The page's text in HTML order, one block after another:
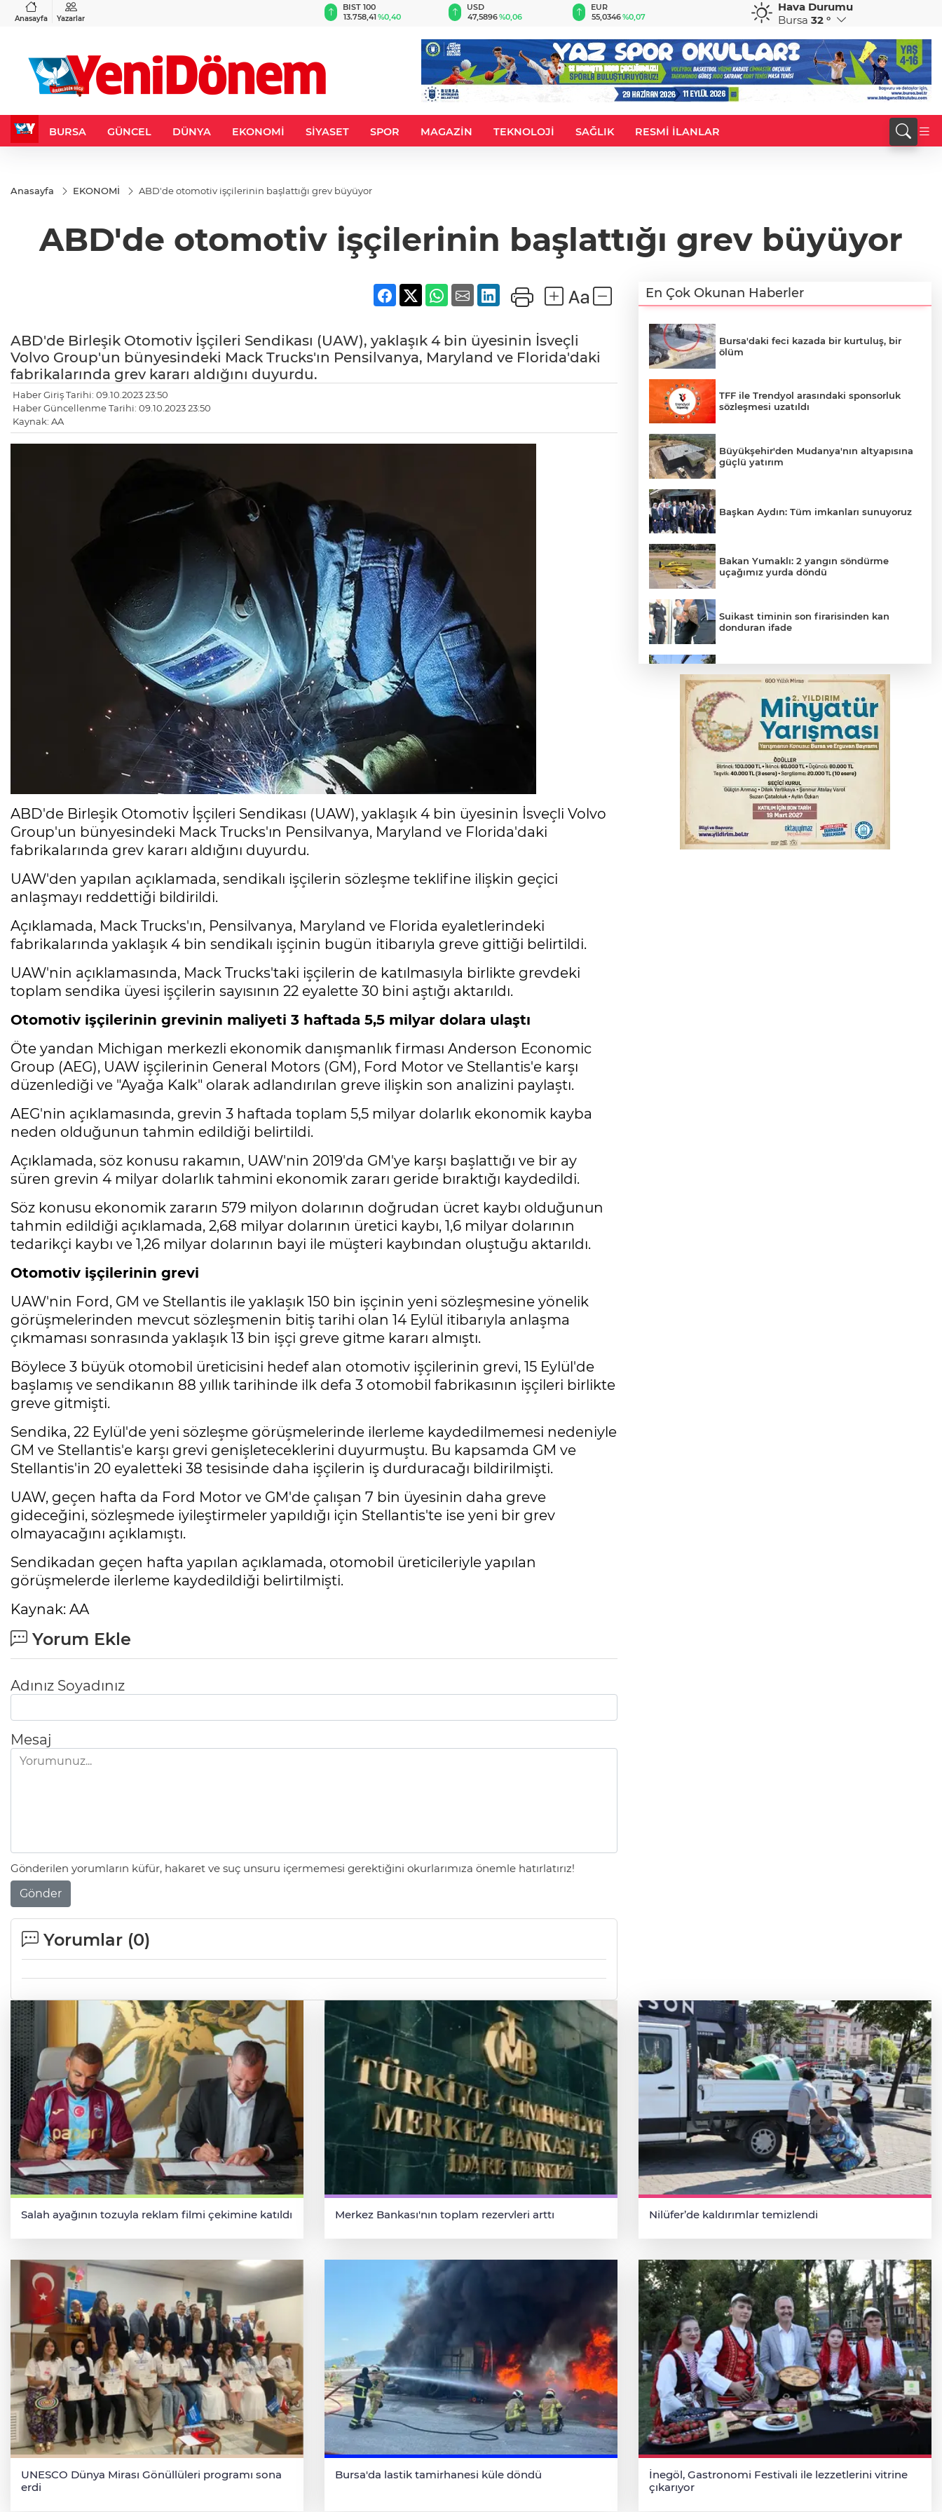
Anasayfa Yazarlar
%0,37
BIST 100
13.758,41%0,40
USD
47,5896%0,06
EUR
55,0346%0,07 %0,23
CHF
58,7455
Hava Durumu
Bursa 32 °
BURSA GÜNCEL DÜNYA EKONOMİ SİYASET SPOR MAGAZİN TEKNOLOJİ SAĞLIK RESMİ İLANLAR
Anasayfa EKONOMİ ABD'de otomotiv işçilerinin başlattığı grev büyüyor
ABD'de otomotiv işçilerinin başlattığı grev büyüyor
ABD'de Birleşik Otomotiv İşçileri Sendikası (UAW), yaklaşık 4 bin üyesinin İsveçli
Volvo Group'un bünyesindeki Mack Trucks'ın Pensilvanya, Maryland ve Florida'daki
fabrikalarında grev kararı aldığını duyurdu.
Haber Giriş Tarihi: 09.10.2023 23:50
Haber Güncellenme Tarihi: 09.10.2023 23:50
Kaynak: AA
ABD'de Birleşik Otomotiv İşçileri Sendikası (UAW), yaklaşık 4 bin üyesinin İsveçli Volvo
Group'un bünyesindeki Mack Trucks'ın Pensilvanya, Maryland ve Florida'daki
fabrikalarında grev kararı aldığını duyurdu.
UAW'den yapılan açıklamada, sendikalı işçilerin sözleşme teklifine ilişkin geçici
anlaşmayı reddettiği bildirildi.
Açıklamada, Mack Trucks'ın, Pensilvanya, Maryland ve Florida eyaletlerindeki
fabrikalarında yaklaşık 4 bin sendikalı işçinin bugün itibarıyla greve gittiği belirtildi.
UAW'nin açıklamasında, Mack Trucks'taki işçilerin de katılmasıyla birlikte grevdeki
toplam sendika üyesi işçilerin sayısının 22 eyalette 30 bini aştığı aktarıldı.
Otomotiv işçilerinin grevinin maliyeti 3 haftada 5,5 milyar dolara ulaştı
Öte yandan Michigan merkezli ekonomik danışmanlık firması Anderson Economic
Group (AEG), UAW işçilerinin General Motors (GM), Ford Motor ve Stellantis'e karşı
düzenlediği ve "Ayağa Kalk" olarak adlandırılan greve ilişkin son analizini paylaştı.
AEG'nin açıklamasında, grevin 3 haftada toplam 5,5 milyar dolarlık ekonomik kayba
neden olduğunun tahmin edildiği belirtildi.
Açıklamada, söz konusu rakamın, UAW'nin 2019'da GM'ye karşı başlattığı ve bir ay
süren grevin 4 milyar dolarlık tahmini ekonomik zararı geride bıraktığı kaydedildi.
Söz konusu ekonomik zararın 579 milyon dolarının doğrudan ücret kaybı olduğunun
tahmin edildiği açıklamada, 2,68 milyar dolarının üretici kaybı, 1,6 milyar dolarının
tedarikçi kaybı ve 1,26 milyar dolarının bayi ile müşteri kaybından oluştuğu aktarıldı.
Otomotiv işçilerinin grevi
UAW'nin Ford, GM ve Stellantis ile yaklaşık 150 bin işçinin yeni sözleşmesine yönelik
görüşmelerinden mevcut sözleşmenin bitiş tarihi olan 14 Eylül itibarıyla anlaşma
çıkmaması sonrasında yaklaşık 13 bin işçi greve gitme kararı almıştı.
Böylece 3 büyük otomobil üreticisini hedef alan otomotiv işçilerinin grevi, 15 Eylül'de
başlamış ve sendikanın 88 yıllık tarihinde ilk defa 3 otomobil fabrikasının işçileri birlikte
greve gitmişti.
Sendika, 22 Eylül'de yeni sözleşme görüşmelerinde ilerleme kaydedilmemesi nedeniyle
GM ve Stellantis'e karşı grevi genişleteceklerini duyurmuştu. Bu kapsamda GM ve
Stellantis'in 20 eyaletteki 38 tesisinde daha işçilerin iş durduracağı bildirilmişti.
UAW, geçen hafta da Ford Motor ve GM'de çalışan 7 bin üyesinin daha greve
gideceğini, sözleşmede iyileştirmeler yapıldığı için Stellantis'te ise yeni bir grev
olmayacağını açıklamıştı.
Sendikadan geçen hafta yapılan açıklamada, otomobil üreticileriyle yapılan
görüşmelerde ilerleme kaydedildiği belirtilmişti.
Kaynak: AA
Yorum Ekle
Adınız Soyadınız
Mesaj
Gönderilen yorumların küfür, hakaret ve suç unsuru içermemesi gerektiğini okurlarımıza önemle hatırlatırız!
Gönder
Yorumlar (0)
En Çok Okunan Haberler
Bursa'daki feci kazada bir kurtuluş, bir
ölüm
TFF ile Trendyol arasındaki sponsorluk
sözleşmesi uzatıldı
Büyükşehir'den Mudanya'nın altyapısına
güçlü yatırım
Başkan Aydın: Tüm imkanları sunuyoruz
Bakan Yumaklı: 2 yangın söndürme
uçağımız yurda döndü
Suikast timinin son firarisinden kan
donduran ifade
korunuyor
Bursa'da alkollü sürücü mahalleyi savaş
alanına çevirdi
Benzine dev indirim! Pompaya fiyatlarına
yansıyacak mı?
Bursa'da tavuk çiftliğinde yangın
Salah ayağının tozuyla reklam filmi çekimine katıldı Merkez Bankası'nın toplam rezervleri arttı Nilüfer’de kaldırımlar temizlendi
UNESCO Dünya Mirası Gönüllüleri programı sona
erdi
Bursa'da lastik tamirhanesi küle döndü
İnegöl, Gastronomi Festivali ile lezzetlerini vitrine
çıkarıyor